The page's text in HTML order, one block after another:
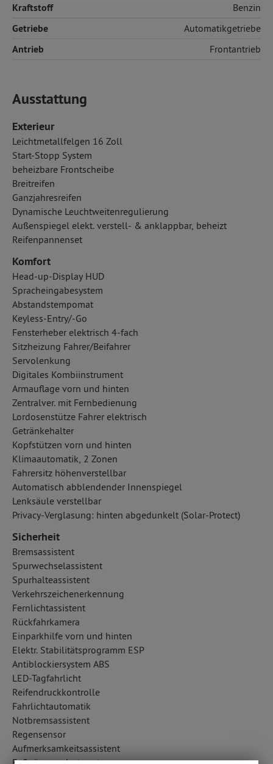
Kraftstoff Benzin
Getriebe Automatikgetriebe
Antrieb Frontantrieb
Ausstattung
Exterieur
Leichtmetallfelgen 16 Zoll
Start-Stopp System
beheizbare Frontscheibe
Breitreifen
Ganzjahresreifen
Dynamische Leuchtweitenregulierung
Außenspiegel elekt. verstell- & anklappbar, beheizt
Reifenpannenset
Komfort
Head-up-Display HUD
Spracheingabesystem
Abstandstempomat
Keyless-Entry/-Go
Fensterheber elektrisch 4-fach
Sitzheizung Fahrer/Beifahrer
Servolenkung
Digitales Kombiinstrument
Armauflage vorn und hinten
Zentralver. mit Fernbedienung
Lordosenstütze Fahrer elektrisch
Getränkehalter
Kopfstützen vorn und hinten
Klimaautomatik, 2 Zonen
Fahrersitz höhenverstellbar
Automatisch abblendender Innenspiegel
Lenksäule verstellbar
Privacy-Verglasung: hinten abgedunkelt (Solar-Protect)
Sicherheit
Bremsassistent
Spurwechselassistent
Spurhalteassistent
Verkehrszeichenerkennung
Fernlichtassistent
Rückfahrkamera
Einparkhilfe vorn und hinten
Elektr. Stabilitätsprogramm ESP
Antiblockiersystem ABS
LED-Tagfahrlicht
Reifendruckkontrolle
Fahrlichtautomatik
Notbremsassistent
Regensensor
Aufmerksamkeitsassistent